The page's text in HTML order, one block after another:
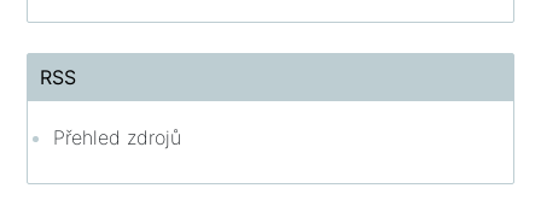
RSS
Přehled zdrojů